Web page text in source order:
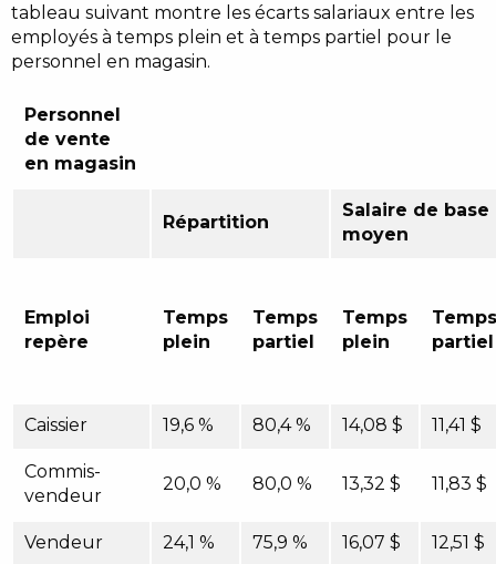
tableau suivant montre les écarts salariaux entre les
employés à temps plein et à temps partiel pour le
personnel en magasin.
Personnel
de vente
en magasin
Répartition
Salaire de base
moyen
Emploi
repère
Temps
plein
Temps
partiel
Temps
plein
Temps
partiel
Caissier 19,6 % 80,4 % 14,08 $ 11,41 $
Commis-
vendeur
20,0 % 80,0 % 13,32 $ 11,83 $
Vendeur 24,1 % 75,9 % 16,07 $ 12,51 $